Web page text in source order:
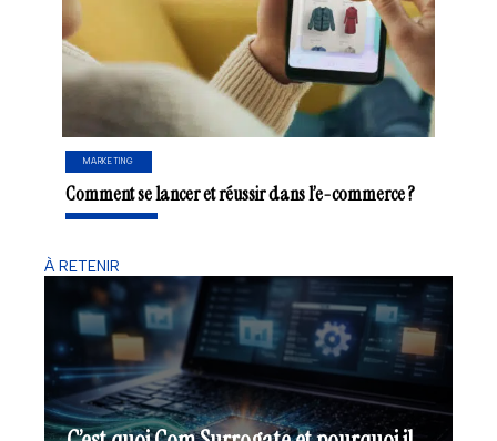
MARKETING
Comment se lancer et réussir dans l’e-commerce ?
À RETENIR